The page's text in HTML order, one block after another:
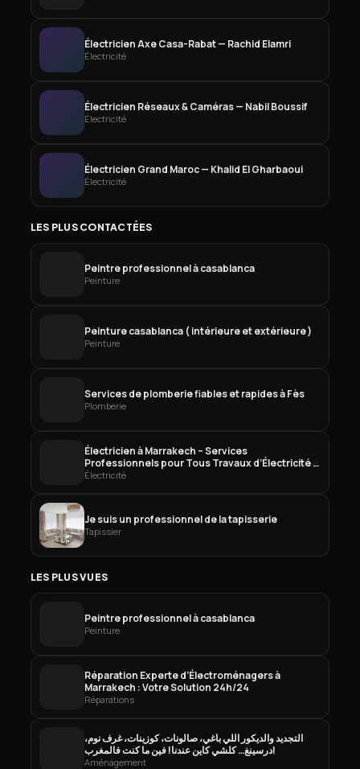
Électricien Axe Casa-Rabat — Rachid Elamri
Électricité
Électricien Réseaux & Caméras — Nabil Boussif
Électricité
Électricien Grand Maroc — Khalid El Gharbaoui
Électricité
LES PLUS CONTACTÉES
Peintre professionnel à casablanca
Peinture
Peinture casablanca ( intérieure et extérieure )
Peinture
Services de plomberie fiables et rapides à Fès
Plomberie
Électricien à Marrakech – Services
Professionnels pour Tous Travaux d’Électricité à
Marrakech
Électricité
Je suis un professionnel de la tapisserie
Tapissier
LES PLUS VUES
Peintre professionnel à casablanca
Peinture
Réparation Experte d’Électroménagers à
Marrakech : Votre Solution 24h/24
Réparations
التجديد والديكور اللي باغي، صالونات، كوزينات، غرف نوم،
درسينغ… كلشي كاين عندنا! فين ما كنت فالمغرب!
Aménagement